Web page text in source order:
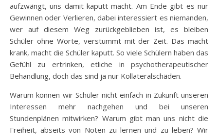
aufzwängt, uns damit kaputt macht. Am Ende gibt es nur
Gewinnen oder Verlieren, dabei interessiert es niemanden,
wer auf diesem Weg zurückgeblieben ist, es bleiben
Schüler ohne Worte, verstummt mit der Zeit. Das macht
krank, macht die Schüler kaputt. So viele Schülern haben das
Gefühl zu ertrinken, etliche in psychotherapeutischer
Behandlung, doch das sind ja nur Kollateralschäden.
Warum können wir Schüler nicht einfach in Zukunft unseren
Interessen mehr nachgehen und bei unseren
Stundenplänen mitwirken? Warum gibt man uns nicht die
Freiheit, abseits von Noten zu lernen und zu leben? Wir